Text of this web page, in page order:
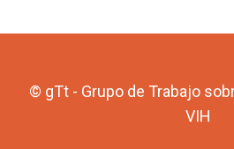
© gTt - Grupo de Trabajo
VIH